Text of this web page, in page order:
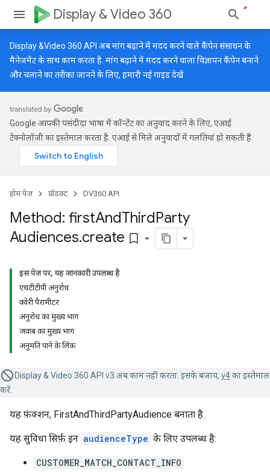
Display & Video 360
Display &Video 360 API अब मांग बढ़ाने में मदद करने वाले कैंपेन संसाधन के
मैनेजमेंट के साथ काम करता है. मांग बढ़ाने में मदद करने वाला विज्ञापन कैंपेन बनाने
और चलाने का तरीका जानने के लिए, हमारीनई गाइडदेखें.
Google आपकी पसंदीदा भाषा में कॉन्टेंट का अनुवाद करने के लिए, एआई
टेक्नोलॉजी का इस्तेमाल करता है. एआई से मिले अनुवादों में गलतियां हो सकती हैं.
होम पेज प्रॉडक्ट DV360 API
Method: firstAndThirdParty
Audiences.create bookmark_border
इस पेज पर, यह जानकारी उपलब्ध है
एचटीटीपी अनुरोध
क्वेरी पैरामीटर
अनुरोध का मुख्य भाग
जवाब का मुख्य भाग
अनुमति पाने के लिंक
Display & Video 360 API v3 अब काम नहीं करता. इसके बजाय, v4का इस्तेमाल
करें.
यह फ़ंक्शन, FirstAndThirdPartyAudience बनाता है.
यह सुविधा सिर्फ़ इन audienceType के लिए उपलब्ध है:
CUSTOMER_MATCH_CONTACT_INFO